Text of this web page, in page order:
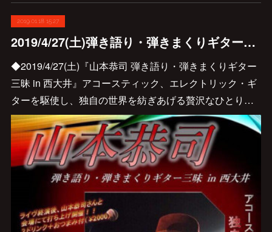
2019.01.18 15:27
2019/4/27(土)弾き語り・弾きまくりギター三昧@西大井も決定しました♪
◆2019/4/27(土)『山本恭司 弾き語り・弾きまくりギター
三昧 in 西大井』アコースティック、エレクトリック・ギ
ターを駆使し、独自の世界を紡ぎあげる贅沢なひとり…